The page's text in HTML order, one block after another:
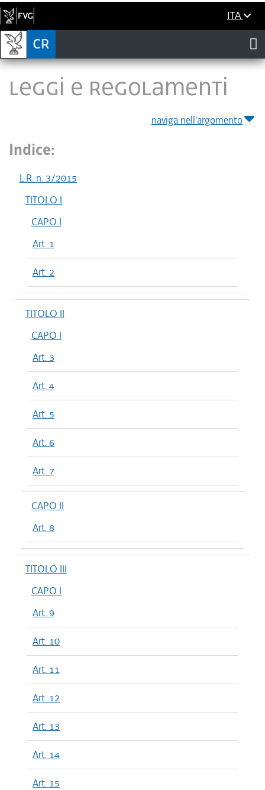
ITA
LEGGI E REGOLAMENTI
naviga nell'argomento
Indice:
L.R. n. 3/2015
TITOLO I
CAPO I
Art. 1
Art. 2
TITOLO II
CAPO I
Art. 3
Art. 4
Art. 5
Art. 6
Art. 7
CAPO II
Art. 8
TITOLO III
CAPO I
Art. 9
Art. 10
Art. 11
Art. 12
Art. 13
Art. 14
Art. 15